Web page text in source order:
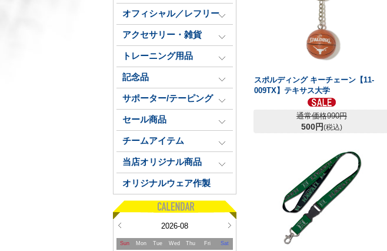
オフィシャル／レフリー
アクセサリー・雑貨
トレーニング用品
記念品
サポーター/テーピング
セール商品
チームアイテム
当店オリジナル商品
オリジナルウェア作製
2026-08
Sun Mon Tue Wed Thu Fri Sat
スポルディング キーチェーン【11-
009TX】テキサス大学
通常価格990円
500円(税込)